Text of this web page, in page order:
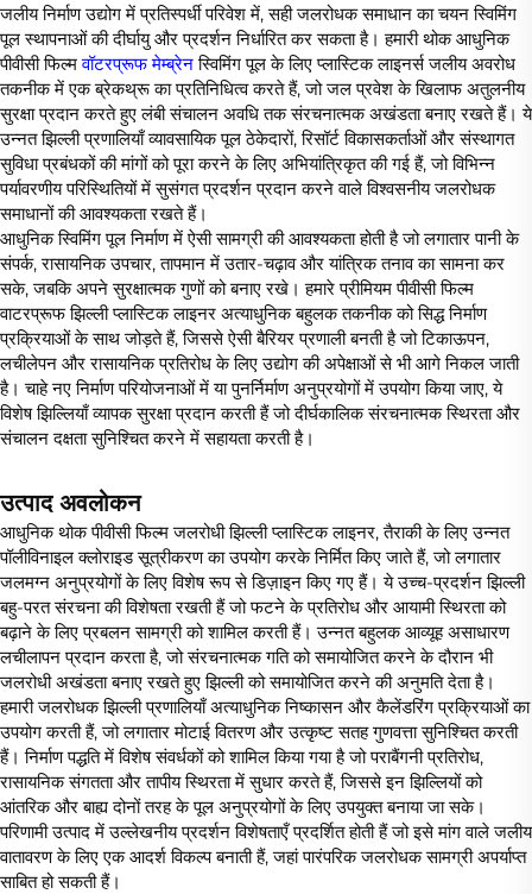
जलीय निर्माण उद्योग में प्रतिस्पर्धी परिवेश में, सही जलरोधक समाधान का चयन स्विमिंग
पूल स्थापनाओं की दीर्घायु और प्रदर्शन निर्धारित कर सकता है। हमारी थोक आधुनिक
पीवीसी फिल्मवॉटरप्रूफ मेम्ब्रेनस्विमिंग पूल के लिए प्लास्टिक लाइनर्स जलीय अवरोध
तकनीक में एक ब्रेकथ्रू का प्रतिनिधित्व करते हैं, जो जल प्रवेश के खिलाफ अतुलनीय
सुरक्षा प्रदान करते हुए लंबी संचालन अवधि तक संरचनात्मक अखंडता बनाए रखते हैं। ये
उन्नत झिल्ली प्रणालियाँ व्यावसायिक पूल ठेकेदारों, रिसॉर्ट विकासकर्ताओं और संस्थागत
सुविधा प्रबंधकों की मांगों को पूरा करने के लिए अभियांत्रिकृत की गई हैं, जो विभिन्न
पर्यावरणीय परिस्थितियों में सुसंगत प्रदर्शन प्रदान करने वाले विश्वसनीय जलरोधक
समाधानों की आवश्यकता रखते हैं।
आधुनिक स्विमिंग पूल निर्माण में ऐसी सामग्री की आवश्यकता होती है जो लगातार पानी के
संपर्क, रासायनिक उपचार, तापमान में उतार-चढ़ाव और यांत्रिक तनाव का सामना कर
सके, जबकि अपने सुरक्षात्मक गुणों को बनाए रखे। हमारे प्रीमियम पीवीसी फिल्म
वाटरप्रूफ झिल्ली प्लास्टिक लाइनर अत्याधुनिक बहुलक तकनीक को सिद्ध निर्माण
प्रक्रियाओं के साथ जोड़ते हैं, जिससे ऐसी बैरियर प्रणाली बनती है जो टिकाऊपन,
लचीलेपन और रासायनिक प्रतिरोध के लिए उद्योग की अपेक्षाओं से भी आगे निकल जाती
है। चाहे नए निर्माण परियोजनाओं में या पुनर्निर्माण अनुप्रयोगों में उपयोग किया जाए, ये
विशेष झिल्लियाँ व्यापक सुरक्षा प्रदान करती हैं जो दीर्घकालिक संरचनात्मक स्थिरता और
संचालन दक्षता सुनिश्चित करने में सहायता करती है।
उत्पाद अवलोकन
आधुनिक थोक पीवीसी फिल्म जलरोधी झिल्ली प्लास्टिक लाइनर, तैराकी के लिए उन्नत
पॉलीविनाइल क्लोराइड सूत्रीकरण का उपयोग करके निर्मित किए जाते हैं, जो लगातार
जलमग्न अनुप्रयोगों के लिए विशेष रूप से डिज़ाइन किए गए हैं। ये उच्च-प्रदर्शन झिल्ली
बहु-परत संरचना की विशेषता रखती हैं जो फटने के प्रतिरोध और आयामी स्थिरता को
बढ़ाने के लिए प्रबलन सामग्री को शामिल करती हैं। उन्नत बहुलक आव्यूह असाधारण
लचीलापन प्रदान करता है, जो संरचनात्मक गति को समायोजित करने के दौरान भी
जलरोधी अखंडता बनाए रखते हुए झिल्ली को समायोजित करने की अनुमति देता है।
हमारी जलरोधक झिल्ली प्रणालियाँ अत्याधुनिक निष्कासन और कैलेंडरिंग प्रक्रियाओं का
उपयोग करती हैं, जो लगातार मोटाई वितरण और उत्कृष्ट सतह गुणवत्ता सुनिश्चित करती
हैं। निर्माण पद्धति में विशेष संवर्धकों को शामिल किया गया है जो पराबैंगनी प्रतिरोध,
रासायनिक संगतता और तापीय स्थिरता में सुधार करते हैं, जिससे इन झिल्लियों को
आंतरिक और बाह्य दोनों तरह के पूल अनुप्रयोगों के लिए उपयुक्त बनाया जा सके।
परिणामी उत्पाद में उल्लेखनीय प्रदर्शन विशेषताएँ प्रदर्शित होती हैं जो इसे मांग वाले जलीय
वातावरण के लिए एक आदर्श विकल्प बनाती हैं, जहां पारंपरिक जलरोधक सामग्री अपर्याप्त
साबित हो सकती हैं।